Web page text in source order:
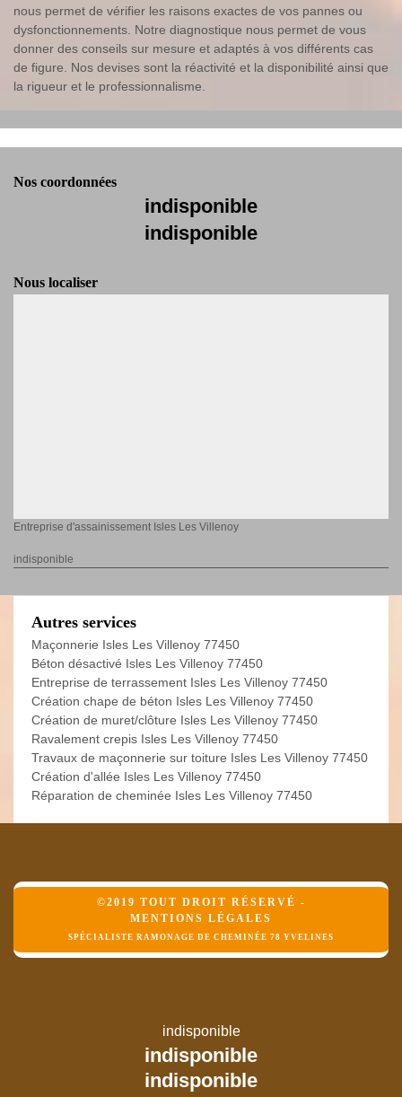
nous permet de vérifier les raisons exactes de vos pannes ou
dysfonctionnements. Notre diagnostique nous permet de vous
donner des conseils sur mesure et adaptés à vos différents cas
de figure. Nos devises sont la réactivité et la disponibilité ainsi que
la rigueur et le professionnalisme.
Nos coordonnées
indisponible
indisponible
Nous localiser
Entreprise d'assainissement Isles Les Villenoy
indisponible
Autres services
Maçonnerie Isles Les Villenoy 77450
Béton désactivé Isles Les Villenoy 77450
Entreprise de terrassement Isles Les Villenoy 77450
Création chape de béton Isles Les Villenoy 77450
Création de muret/clôture Isles Les Villenoy 77450
Ravalement crepis Isles Les Villenoy 77450
Travaux de maçonnerie sur toiture Isles Les Villenoy 77450
Création d'allée Isles Les Villenoy 77450
Réparation de cheminée Isles Les Villenoy 77450
©2019 TOUT DROIT RÉSERVÉ -
MENTIONS LÉGALES
SPÉCIALISTE RAMONAGE DE CHEMINÉE 78 YVELINES
indisponible
indisponible
indisponible